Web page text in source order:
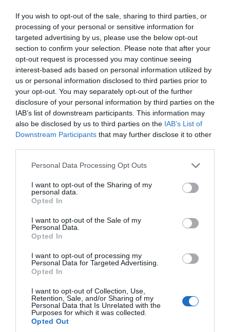
If you wish to opt-out of the sale, sharing to third parties, or
processing of your personal or sensitive information for
targeted advertising by us, please use the below opt-out
section to confirm your selection. Please note that after your
opt-out request is processed you may continue seeing
interest-based ads based on personal information utilized by
us or personal information disclosed to third parties prior to
your opt-out. You may separately opt-out of the further
disclosure of your personal information by third parties on the
IAB’s list of downstream participants. This information may
also be disclosed by us to third parties on the IAB’s List of
Downstream Participants that may further disclose it to other
Personal Data Processing Opt Outs
I want to opt-out of the Sharing of my
personal data.
Opted In
I want to opt-out of the Sale of my
Personal Data.
Opted In
I want to opt-out of processing my
Personal Data for Targeted Advertising.
Opted In
I want to opt-out of Collection, Use,
Retention, Sale, and/or Sharing of my
Personal Data that Is Unrelated with the
Purposes for which it was collected.
Opted Out